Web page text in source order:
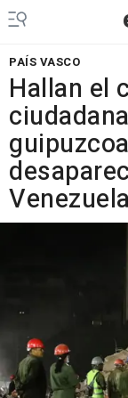
PAÍS VASCO
Hallan el
Venezuela